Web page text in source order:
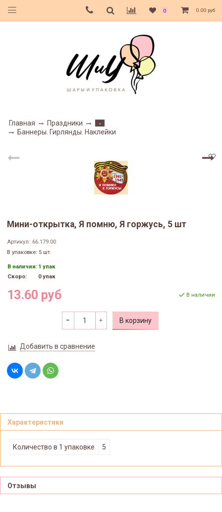
0 0.00 руб
Главная Праздники
-
Баннеры. Гирлянды. Наклейки
Мини-открытка, Я помню, Я горжусь, 5 шт
Артикул: 66.179.00
В упаковке: 5 шт.
В наличии: 1 упак
Скоро:
0 упак
13.60 руб В наличии
В корзину
Добавить в сравнение
Характеристики
Количество в 1 упаковке 5
Отзывы